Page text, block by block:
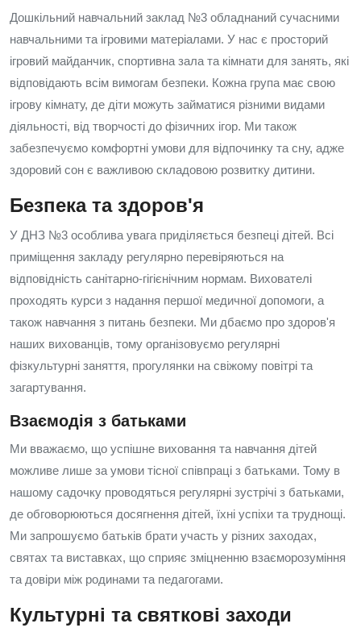
Дошкільний навчальний заклад №3 обладнаний сучасними
навчальними та ігровими матеріалами. У нас є просторий
ігровий майданчик, спортивна зала та кімнати для занять, які
відповідають всім вимогам безпеки. Кожна група має свою
ігрову кімнату, де діти можуть займатися різними видами
діяльності, від творчості до фізичних ігор. Ми також
забезпечуємо комфортні умови для відпочинку та сну, адже
здоровий сон є важливою складовою розвитку дитини.
Безпека та здоров'я
У ДНЗ №3 особлива увага приділяється безпеці дітей. Всі
приміщення закладу регулярно перевіряються на
відповідність санітарно-гігієнічним нормам. Вихователі
проходять курси з надання першої медичної допомоги, а
також навчання з питань безпеки. Ми дбаємо про здоров'я
наших вихованців, тому організовуємо регулярні
фізкультурні заняття, прогулянки на свіжому повітрі та
загартування.
Взаємодія з батьками
Ми вважаємо, що успішне виховання та навчання дітей
можливе лише за умови тісної співпраці з батьками. Тому в
нашому садочку проводяться регулярні зустрічі з батьками,
де обговорюються досягнення дітей, їхні успіхи та труднощі.
Ми запрошуємо батьків брати участь у різних заходах,
святах та виставках, що сприяє зміцненню взаєморозуміння
та довіри між родинами та педагогами.
Культурні та святкові заходи